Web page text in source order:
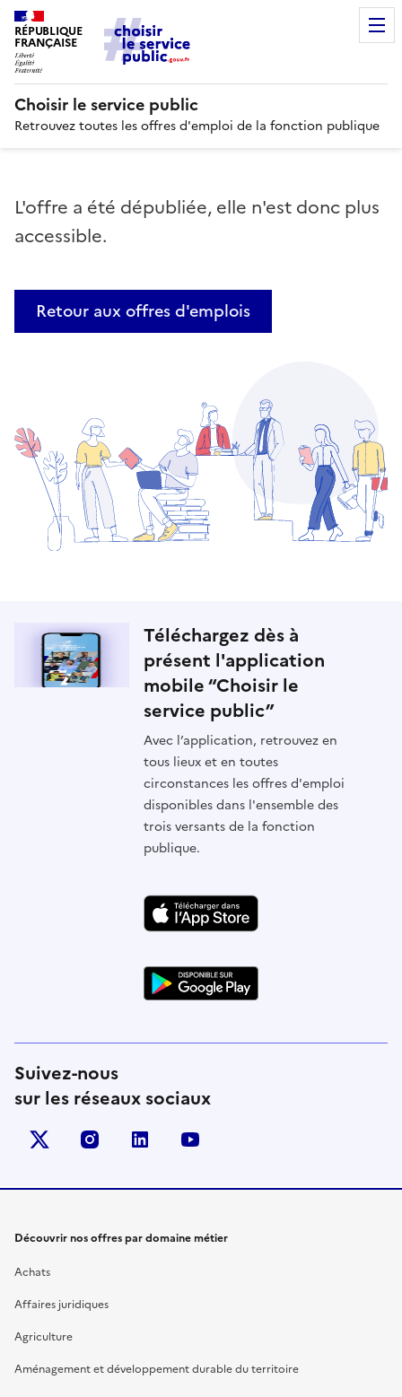
RÉPUBLIQUE
FRANÇAISE
Choisir le service public
Retrouvez toutes les offres d'emploi de la fonction publique
L'offre a été dépubliée, elle n'est donc plus
accessible.
Retour aux offres d'emplois
Téléchargez dès à
présent l'application
mobile “Choisir le
service public”
Avec l’application, retrouvez en
tous lieux et en toutes
circonstances les offres d'emploi
disponibles dans l'ensemble des
trois versants de la fonction
publique.
Suivez-nous
sur les réseaux sociaux
X (anciennement Twitter)
instagramlinkedin
Découvrir nos offres par domaine métier
Achats
Affaires juridiques
Agriculture
Aménagement et développement durable du territoire